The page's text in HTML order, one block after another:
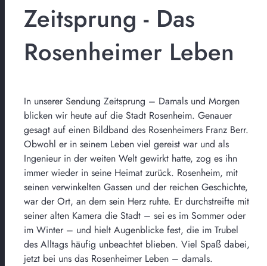
Zeitsprung - Das
Rosenheimer Leben
In unserer Sendung Zeitsprung – Damals und Morgen
blicken wir heute auf die Stadt Rosenheim. Genauer
gesagt auf einen Bildband des Rosenheimers Franz Berr.
Obwohl er in seinem Leben viel gereist war und als
Ingenieur in der weiten Welt gewirkt hatte, zog es ihn
immer wieder in seine Heimat zurück. Rosenheim, mit
seinen verwinkelten Gassen und der reichen Geschichte,
war der Ort, an dem sein Herz ruhte. Er durchstreifte mit
seiner alten Kamera die Stadt – sei es im Sommer oder
im Winter – und hielt Augenblicke fest, die im Trubel
des Alltags häufig unbeachtet blieben. Viel Spaß dabei,
jetzt bei uns das Rosenheimer Leben – damals.